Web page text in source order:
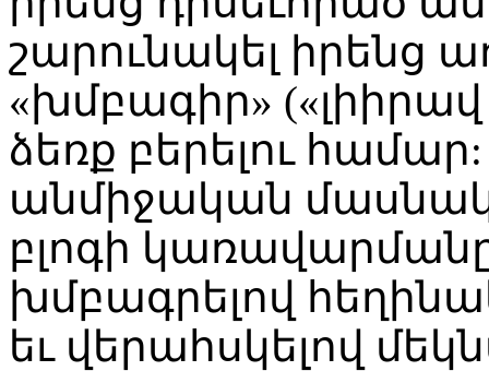
շարունակել իրենց
«խմբագիր»
ձեռք բերելու
անմիջական
բլոգի
խմբագրելով
եւ վերահսկելով